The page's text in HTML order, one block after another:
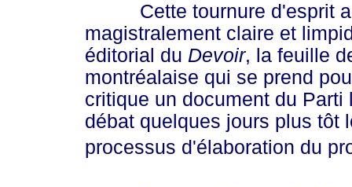
Cette tournure d'esprit a
magistralement claire et
éditorial du Devoir, la feuille
montréalaise qui se prend
critique un document du
débat quelques jours plus tôt
processus d'élaboration du